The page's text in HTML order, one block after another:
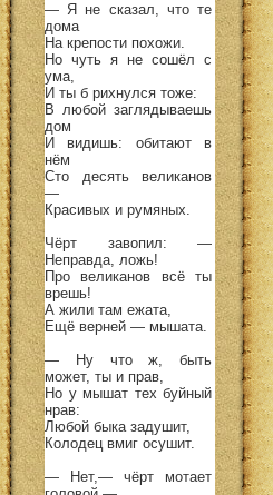
— Я не сказал, что те
дома
На крепости похожи.
Но чуть я не сошёл с
ума,
И ты б рихнулся тоже:
В любой заглядываешь
дом
И видишь: обитают в
нём
Сто десять великанов
—
Красивых и румяных.
Чёрт завопил: —
Неправда, ложь!
Про великанов всё ты
врешь!
А жили там ежата,
Ещё верней — мышата.
— Ну что ж, быть
может, ты и прав,
Но у мышат тех буйный
нрав:
Любой быка задушит,
Колодец вмиг осушит.
— Нет,— чёрт мотает